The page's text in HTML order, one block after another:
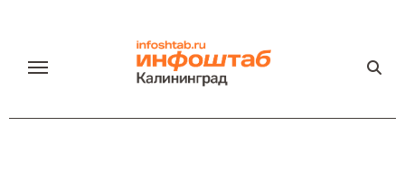
содержанию